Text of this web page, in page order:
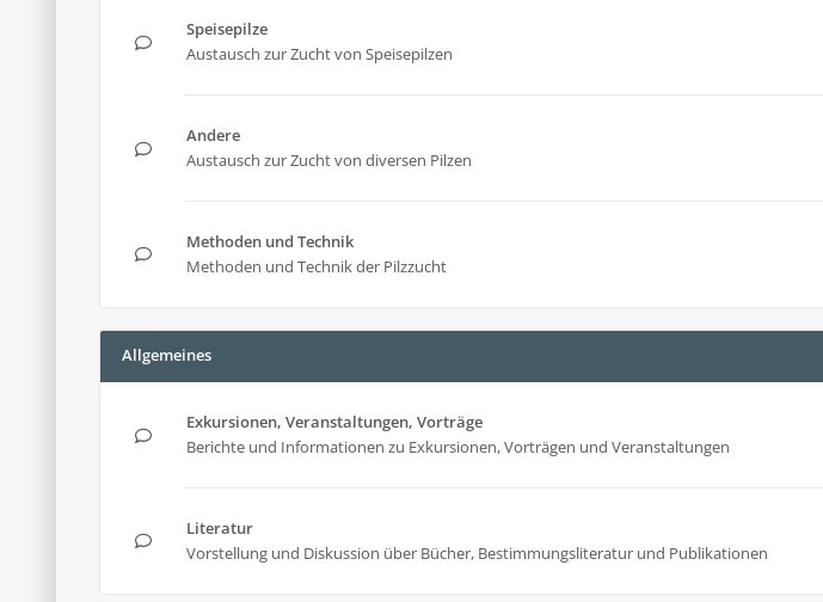
Speisepilze
Austausch zur Zucht von Speisepilzen
Andere
Austausch zur Zucht von diversen Pilzen
Methoden und Technik
Methoden und Technik der Pilzzucht
Allgemeines
Exkursionen, Veranstaltungen, Vorträge
Berichte und Informationen zu Exkursionen, Vorträgen und Veranstaltungen
Literatur
Vorstellung und Diskussion über Bücher, Bestimmungsliteratur und Publikationen